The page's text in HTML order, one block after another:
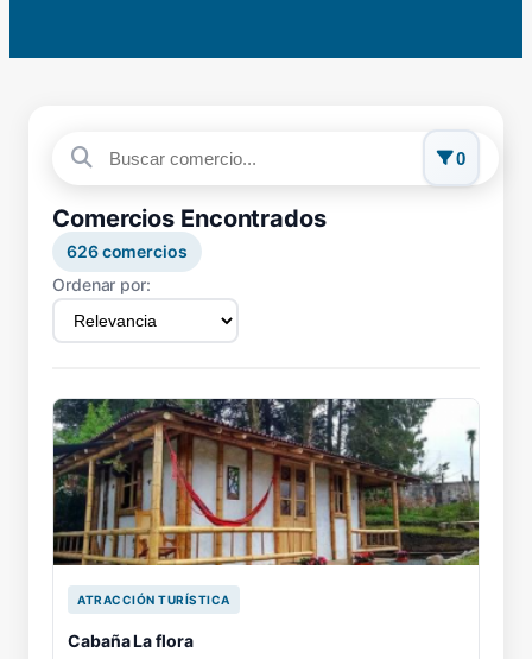
0
Comercios Encontrados
626comercios
Ordenar por:
ATRACCIÓN TURÍSTICA
Cabaña La flora